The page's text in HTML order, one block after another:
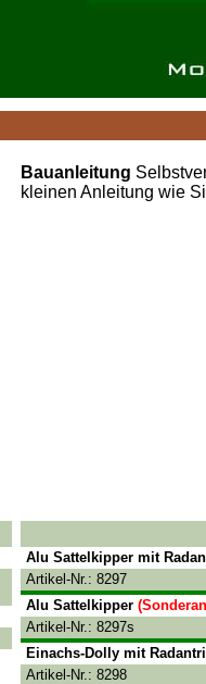
Bauanleitung
kleinen Anleitung wie
Alu Sattelkipper mit
Artikel-Nr.: 8297
Alu Sattelkipper
Artikel-Nr.: 8297s
Einachs-Dolly mit
Artikel-Nr.: 8298